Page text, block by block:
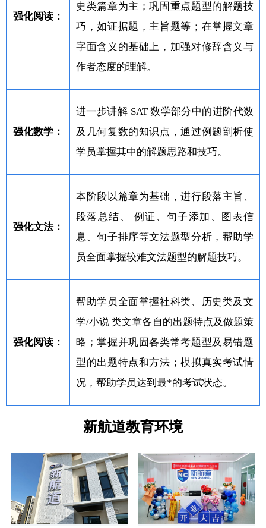
强化阅读：
史类篇章为主；巩固重点题型的解题技
巧，如证据题，主旨题等；在掌握文章
字面含义的基础上，加强对修辞含义与
作者态度的理解。
强化数学：
进一步讲解 SAT 数学部分中的进阶代数
及几何复数的知识点，通过例题剖析使
学员掌握其中的解题思路和技巧。
强化文法：
本阶段以篇章为基础，进行段落主旨、
段落总结、 例证、句子添加、图表信
息、句子排序等文法题型分析，帮助学
员全面掌握较难文法题型的解题技巧。
强化阅读：
帮助学员全面掌握社科类、历史类及文
学/小说 类文章各自的出题特点及做题策
略；掌握并巩固各类常考题型及易错题
型的出题特点和方法；模拟真实考试情
况，帮助学员达到最*的考试状态。
新航道教育环境